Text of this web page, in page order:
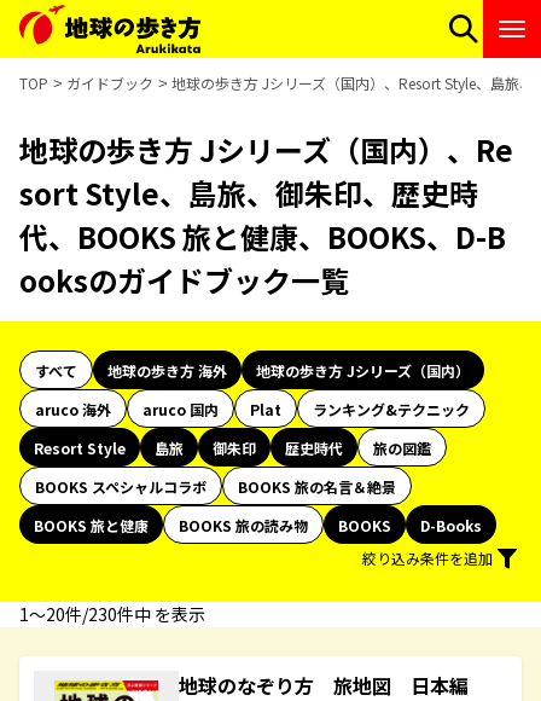
TOP ガイドブック 地球の歩き方 Jシリーズ（国内）、Resort Style、島旅
地球の歩き方 Jシリーズ（国内）、Re
sort Style、島旅、御朱印、歴史時
代、BOOKS 旅と健康、BOOKS、D-B
ooksのガイドブック一覧
すべて 地球の歩き方 海外
地球の歩き方 Jシリーズ（国内）
aruco 海外
aruco 国内 Plat
ランキング&テクニック
Resort Style
島旅 御朱印 歴史時代
旅の図鑑
BOOKS スペシャルコラボ
BOOKS 旅の名言＆絶景
BOOKS 旅と健康
BOOKS 旅の読み物 BOOKS
D-Books
絞り込み条件を追加
1〜20件/230件中 を表示
地球のなぞり方 旅地図 日本編